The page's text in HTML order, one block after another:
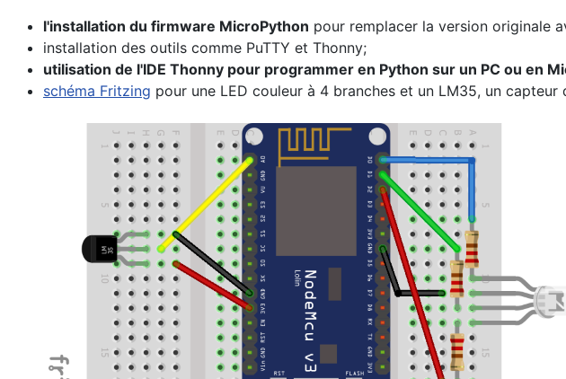
l'installation du firmware MicroPython pour remplacer la version originale
installation des outils comme PuTTY et Thonny;
utilisation de l'IDE Thonny pour programmer en Python sur un PC ou en
schéma Fritzing pour une LED couleur à 4 branches et un LM35, un capteur